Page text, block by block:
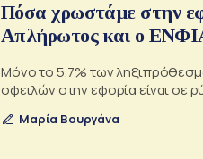
Πόσα χρωστάμε στην
Απλήρωτος και ο
Μόνο το 5,7% των
οφειλών στην εφορία είναι σε
Μαρία Βουργάνα